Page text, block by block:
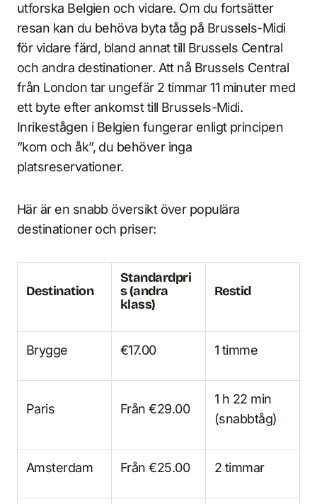
utforska Belgien och vidare. Om du fortsätter
resan kan du behöva byta tåg på Brussels-Midi
för vidare färd, bland annat till Brussels Central
och andra destinationer. Att nå Brussels Central
från London tar ungefär 2 timmar 11 minuter med
ett byte efter ankomst till Brussels-Midi.
Inrikestågen i Belgien fungerar enligt principen
”kom och åk”, du behöver inga
platsreservationer.
Här är en snabb översikt över populära
destinationer och priser:
Destination
Standardpri
s (andra
klass)
Restid
Brygge €17.00 1 timme
Paris Från €29.00
1 h 22 min
(snabbtåg)
Amsterdam Från €25.00 2 timmar